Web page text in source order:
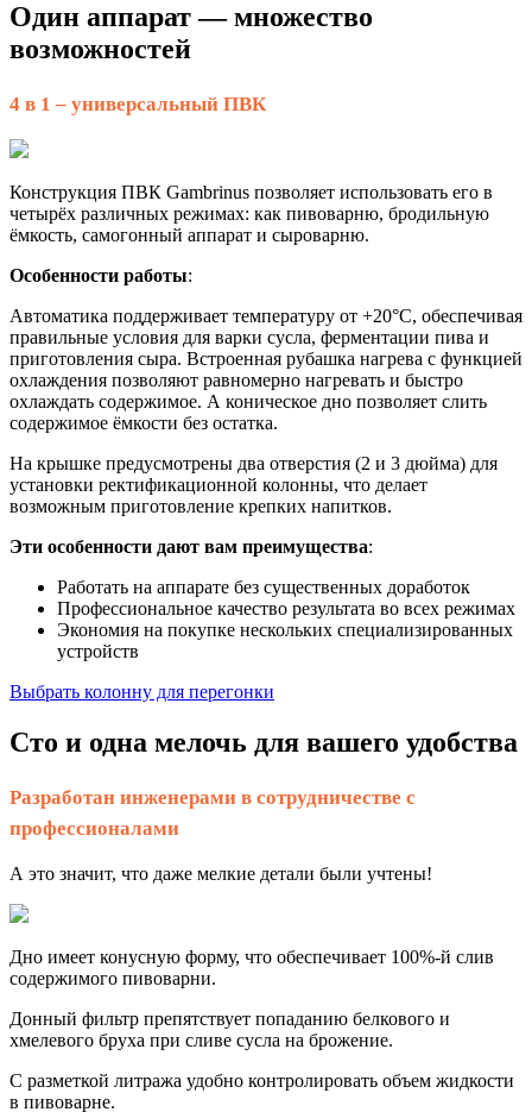
Один аппарат — множество
возможностей
4 в 1 – универсальный ПВК
Конструкция ПВК Gambrinus позволяет использовать его в
четырёх различных режимах: как пивоварню, бродильную
ёмкость, самогонный аппарат и сыроварню.
Особенности работы:
Автоматика поддерживает температуру от +20°С, обеспечивая
правильные условия для варки сусла, ферментации пива и
приготовления сыра. Встроенная рубашка нагрева с функцией
охлаждения позволяют равномерно нагревать и быстро
охлаждать содержимое. А коническое дно позволяет слить
содержимое ёмкости без остатка.
На крышке предусмотрены два отверстия (2 и 3 дюйма) для
установки ректификационной колонны, что делает
возможным приготовление крепких напитков.
Эти особенности дают вам преимущества:
Работать на аппарате без существенных доработок
Профессиональное качество результата во всех режимах
Экономия на покупке нескольких специализированных
устройств
Выбрать колонну для перегонки
Сто и одна мелочь для вашего удобства
Разработан инженерами в сотрудничестве с
профессионалами
А это значит, что даже мелкие детали были учтены!
Дно имеет конусную форму, что обеспечивает 100%-й слив
содержимого пивоварни.
Донный фильтр препятствует попаданию белкового и
хмелевого бруха при сливе сусла на брожение.
С разметкой литража удобно контролировать объем жидкости
в пивоварне.